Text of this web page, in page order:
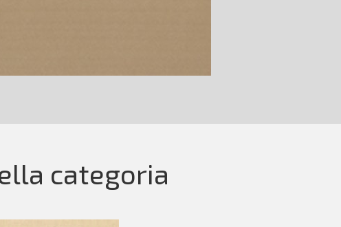
categoria